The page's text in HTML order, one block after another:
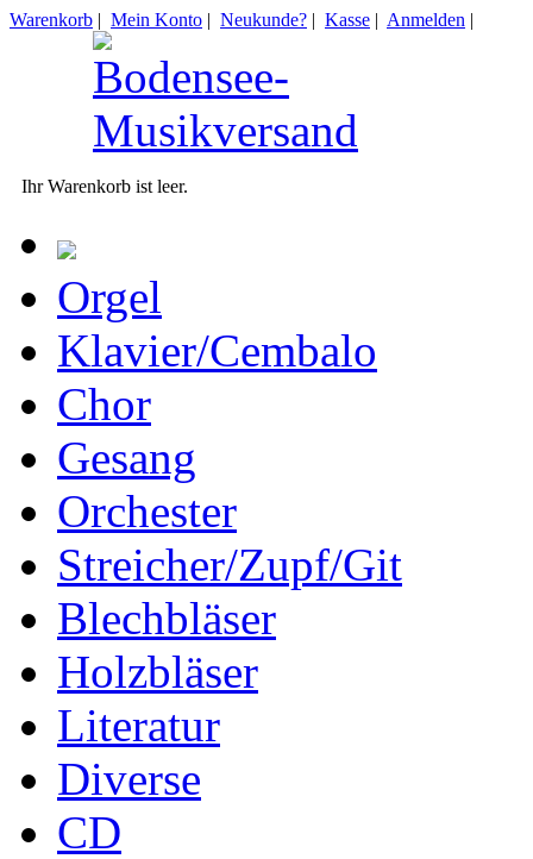
Warenkorb | Mein Konto | Neukunde? | Kasse | Anmelden |
Ihr Warenkorb ist leer.
Orgel
Klavier/Cembalo
Chor
Gesang
Orchester
Streicher/Zupf/Git
Blechbläser
Holzbläser
Literatur
Diverse
CD